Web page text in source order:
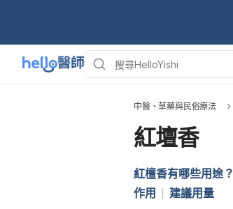
中醫、草藥與民俗療法
紅壇香
紅檀香有哪些用途？
作用
建議用量